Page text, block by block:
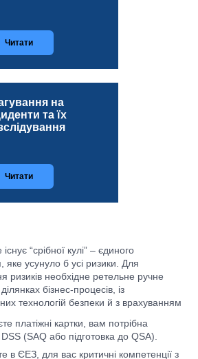
Читати
на
та їх
Читати
“срібної кулі” – єдиного
яке усунуло б усі ризики. Для
ризиків необхідне ретельне ручне
бізнес-процесів, із
технологій безпеки й з врахуванням
платіжні картки, вам потрібна
DSS (SAQ або підготовка до QSA).
в ЄЕЗ, для вас критичні компетенції з